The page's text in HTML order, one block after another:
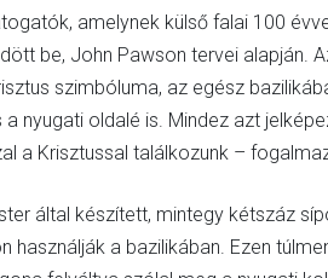
amelynek külső falai 100
be, John Pawson tervei alapján.
szimbóluma, az egész
nyugati oldalé is. Mindez azt
a Krisztussal találkozunk –
által készített, mintegy kétszáz
a bazilikában. Ezen